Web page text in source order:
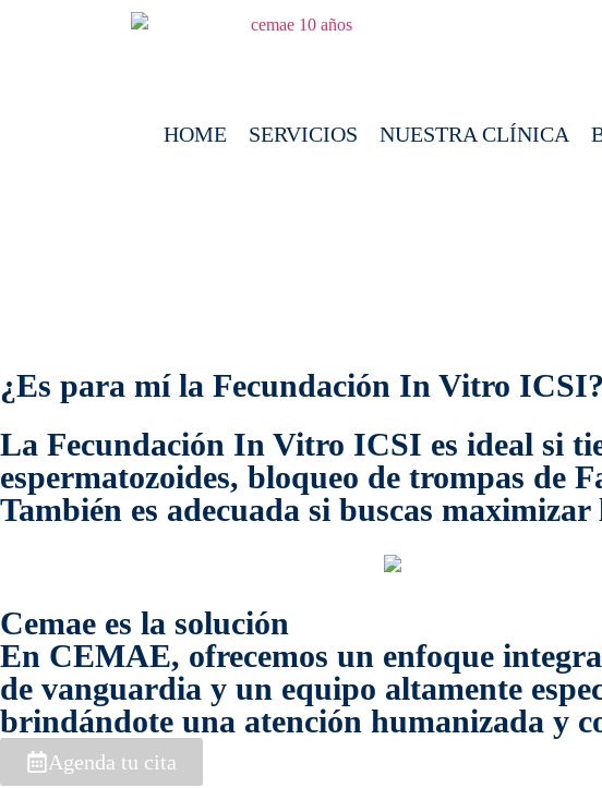
HOME SERVICIOS NUESTRA CLÍNICA
¿Es para mí la Fecundación In Vitro ICSI?
La Fecundación In Vitro ICSI es ideal si
espermatozoides, bloqueo de trompas de
También es adecuada si buscas
Cemae es la solución
En CEMAE, ofrecemos un enfoque
de vanguardia y un equipo altamente
brindándote una atención humanizada y
Agenda tu cita